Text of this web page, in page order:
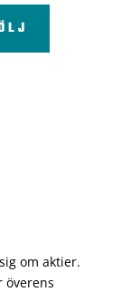
om aktier.
överens